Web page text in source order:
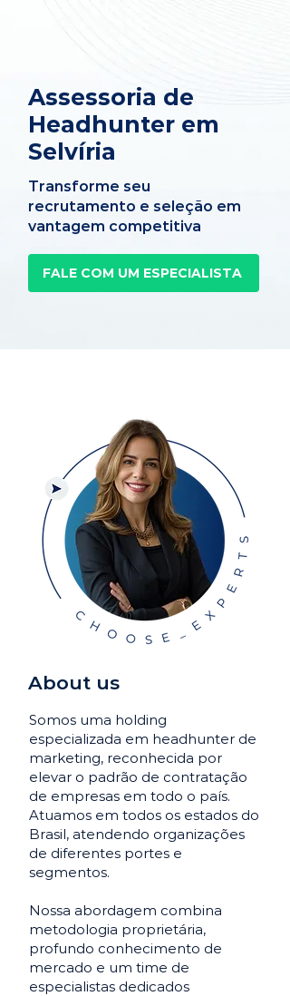
Assessoria de
Headhunter em
Selvíria
Transforme seu
recrutamento e seleção em
vantagem competitiva
FALE COM UM ESPECIALISTA
About us
Somos uma holding
especializada em headhunter de
marketing, reconhecida por
elevar o padrão de contratação
de empresas em todo o país.
Atuamos em todos os estados do
Brasil, atendendo organizações
de diferentes portes e
segmentos.
Nossa abordagem combina
metodologia proprietária,
profundo conhecimento de
mercado e um time de
especialistas dedicados